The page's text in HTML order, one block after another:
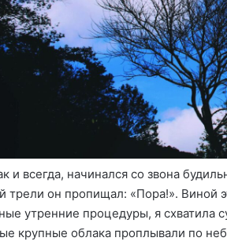
и всегда, начинался со звона
трели он пропищал: «Пора!». Виной
утренние процедуры, я схватила
крупные облака проплывали по